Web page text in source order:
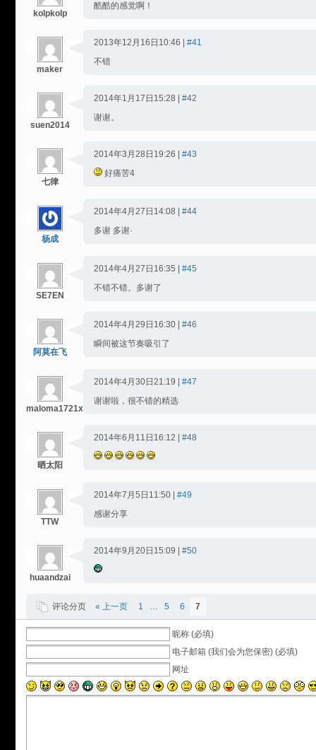
kolpkolp
酷酷的感觉啊！
maker
2013年12月16日10:46 | #41
不错
suen2014
2014年1月17日15:28 | #42
谢谢。
七律
2014年3月28日19:26 | #43
好痛苦4
杨成
2014年4月27日14:08 | #44
多谢 多谢·
SE7EN
2014年4月27日16:35 | #45
不错不错。多谢了
阿莫在飞
2014年4月29日16:30 | #46
瞬间被这节奏吸引了
maloma1721x
2014年4月30日21:19 | #47
谢谢啦，很不错的精选
晒太阳
2014年6月11日16:12 | #48
TTW
2014年7月5日11:50 | #49
感谢分享
huaandzai
2014年9月20日15:09 | #50
评论分页 « 上一页 1 … 5 6 7
昵称 (必填)
电子邮箱 (我们会为您保密) (必填)
网址